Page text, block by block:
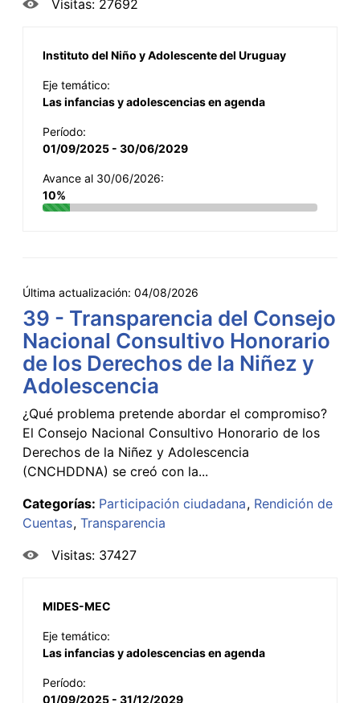
Visitas: 27692
Instituto del Niño y Adolescente del Uruguay
Eje temático:
Las infancias y adolescencias en agenda
Período:
01/09/2025 - 30/06/2029
Avance al 30/06/2026:
10%
Última actualización: 04/08/2026
39 - Transparencia del Consejo
Nacional Consultivo Honorario
de los Derechos de la Niñez y
Adolescencia
¿Qué problema pretende abordar el compromiso?
El Consejo Nacional Consultivo Honorario de los
Derechos de la Niñez y Adolescencia
(CNCHDDNA) se creó con la...
Categorías: Participación ciudadana Rendición de
Cuentas Transparencia
Visitas: 37427
MIDES-MEC
Eje temático:
Las infancias y adolescencias en agenda
Período:
01/09/2025 - 31/12/2029